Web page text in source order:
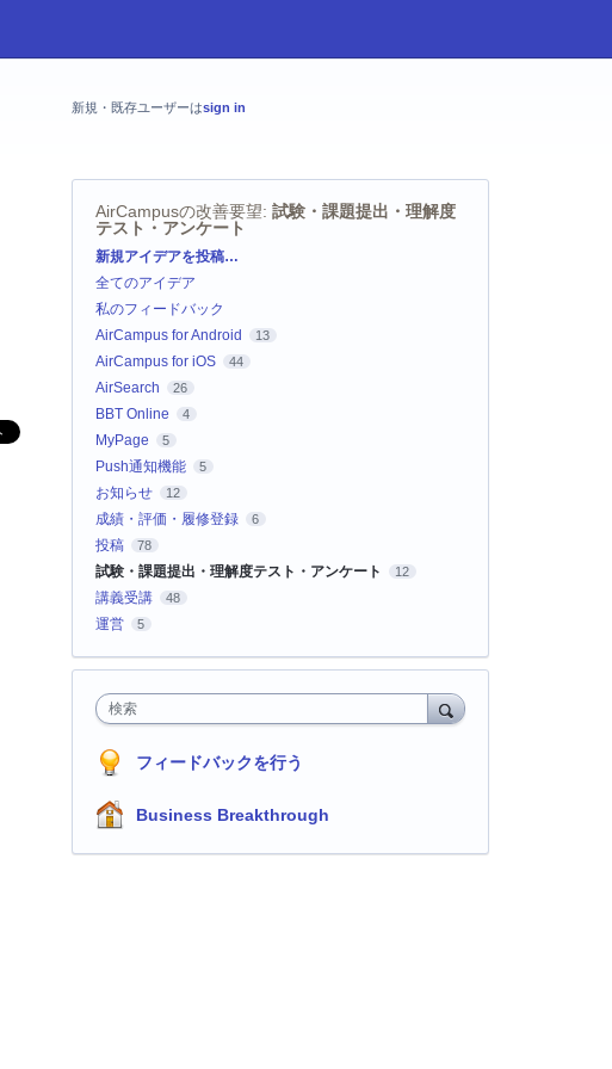
新規・既存ユーザーはsign in
AirCampusの改善要望: 試験・課題提出・理解度
テスト・アンケート
カ
ゴ
リ
新規アイデアを投稿…
全てのアイデア
私のフィードバック
AirCampus for Android
13
AirCampus for iOS 44
AirSearch 26
BBT Online 4
MyPage 5
Push通知機能 5
お知らせ 12
成績・評価・履修登録 6
投稿 78
試験・課題提出・理解度テスト・アンケート 12
講義受講 48
運営 5
検索
フィードバックを行う
Business Breakthrough